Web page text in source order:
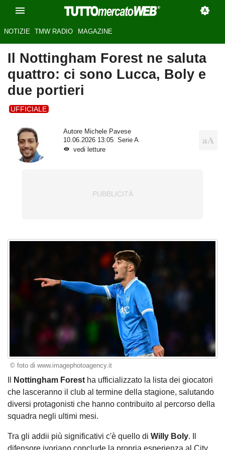
NOTIZIE TMW RADIO MAGAZINE
Il Nottingham Forest ne saluta
quattro: ci sono Lucca, Boly e
due portieri
UFFICIALE
Autore Michele Pavese
10.06.2026 13:05
Serie A
vedi letture
© foto di www.imagephotoagency.it
Nottingham Forest ha ufficializzato la lista dei giocatori
che lasceranno il club al termine della stagione, salutando
diversi protagonisti che hanno contribuito al percorso della
squadra negli ultimi mesi.
Tra gli addii più significativi c'è quello di Willy Boly. Il
difensore ivoriano conclude la propria esperienza al City